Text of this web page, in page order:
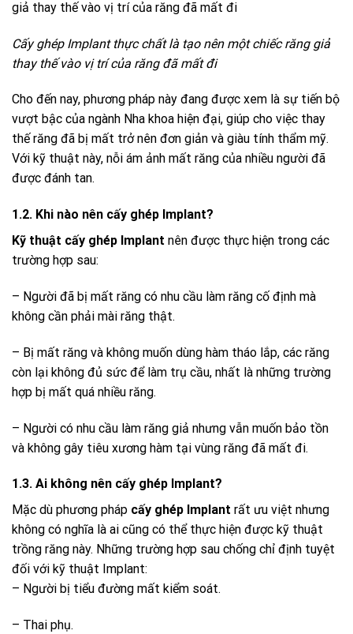
Cấy ghép Implant thực chất là tạo nên một chiếc răng giả
thay thế vào vị trí của răng đã mất đi
Cho đến nay, phương pháp này đang được xem là sự tiến bộ
vượt bậc của ngành Nha khoa hiện đại, giúp cho việc thay
thế răng đã bị mất trở nên đơn giản và giàu tính thẩm mỹ.
Với kỹ thuật này, nỗi ám ảnh mất răng của nhiều người đã
được đánh tan.
1.2. Khi nào nên cấy ghép Implant?
Kỹ thuật cấy ghép Implant nên được thực hiện trong các
trường hợp sau:
– Người đã bị mất răng có nhu cầu làm răng cố định mà
không cần phải mài răng thật.
– Bị mất răng và không muốn dùng hàm tháo lắp, các răng
còn lại không đủ sức để làm trụ cầu, nhất là những trường
hợp bị mất quá nhiều răng.
– Người có nhu cầu làm răng giả nhưng vẫn muốn bảo tồn
và không gây tiêu xương hàm tại vùng răng đã mất đi.
1.3. Ai không nên cấy ghép Implant?
Mặc dù phương pháp cấy ghép Implant rất ưu việt nhưng
không có nghĩa là ai cũng có thể thực hiện được kỹ thuật
trồng răng này. Những trường hợp sau chống chỉ định tuyệt
đối với kỹ thuật Implant:
– Người bị tiểu đường mất kiểm soát.
– Thai phụ.